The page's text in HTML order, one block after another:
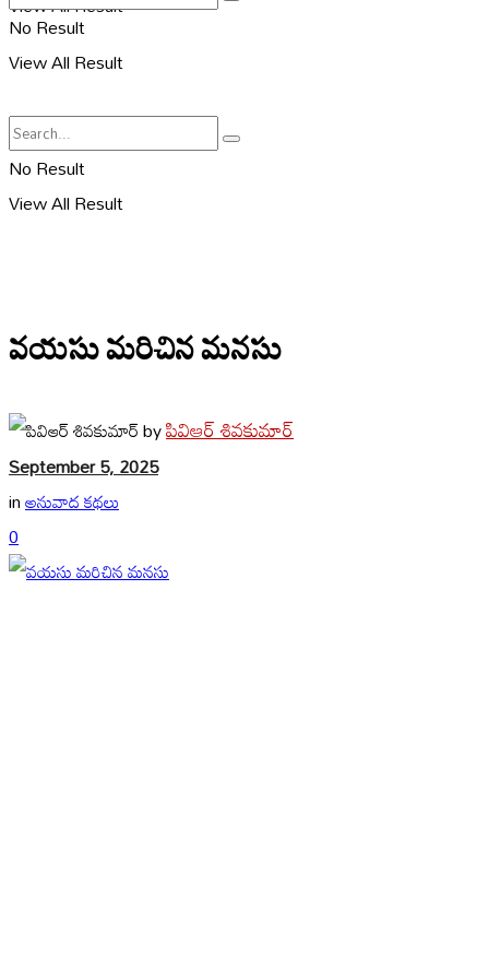
No Result
View All Result
No Result
View All Result
వయసు మరిచిన మనసు
byపివిఆర్ శివకుమార్
September 5, 2025
inఅనువాద కథలు
0